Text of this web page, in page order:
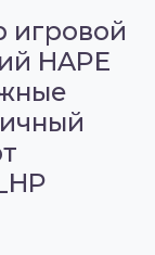
игровой
HAPE